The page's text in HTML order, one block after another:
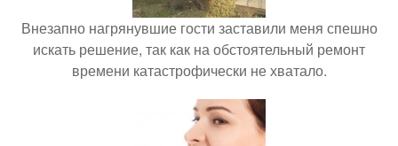
Внезапно нагрянувшие гости заставили меня спешно
искать решение, так как на обстоятельный ремонт
времени катастрофически не хватало.